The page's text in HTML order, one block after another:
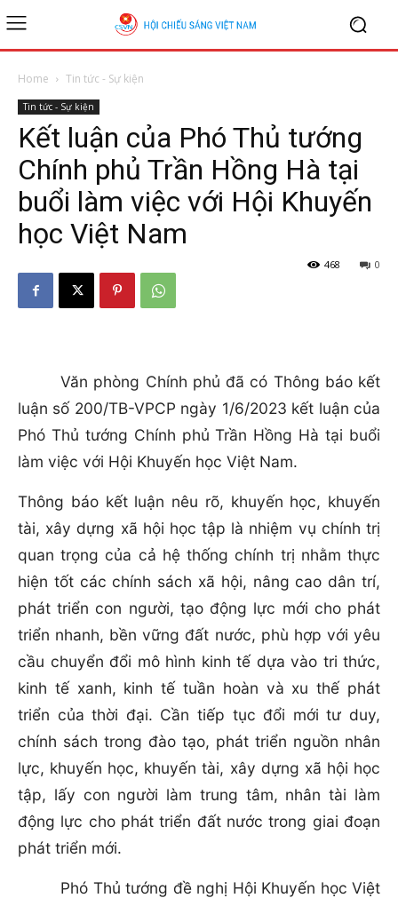
Home Tin tức - Sự kiện
Tin tức - Sự kiện
Kết luận của Phó Thủ tướng
Chính phủ Trần Hồng Hà tại
buổi làm việc với Hội Khuyến
học Việt Nam
0
468
Văn phòng Chính phủ đã có Thông báo kết
luận số 200/TB-VPCP ngày 1/6/2023 kết luận của
Phó Thủ tướng Chính phủ Trần Hồng Hà tại buổi
làm việc với Hội Khuyến học Việt Nam.
Thông báo kết luận nêu rõ, khuyến học, khuyến
tài, xây dựng xã hội học tập là nhiệm vụ chính trị
quan trọng của cả hệ thống chính trị nhằm thực
hiện tốt các chính sách xã hội, nâng cao dân trí,
phát triển con người, tạo động lực mới cho phát
triển nhanh, bền vững đất nước, phù hợp với yêu
cầu chuyển đổi mô hình kinh tế dựa vào tri thức,
kinh tế xanh, kinh tế tuần hoàn và xu thế phát
triển của thời đại. Cần tiếp tục đổi mới tư duy,
chính sách trong đào tạo, phát triển nguồn nhân
lực, khuyến học, khuyến tài, xây dựng xã hội học
tập, lấy con người làm trung tâm, nhân tài làm
động lực cho phát triển đất nước trong giai đoạn
phát triển mới.
Phó Thủ tướng đề nghị Hội Khuyến học Việt